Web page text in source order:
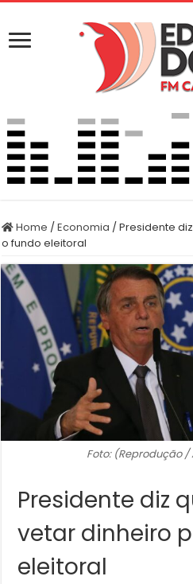
Home /Economia /Presidente
o fundo eleitoral
Foto: (Reprodução
Presidente diz
vetar dinheiro
eleitoral